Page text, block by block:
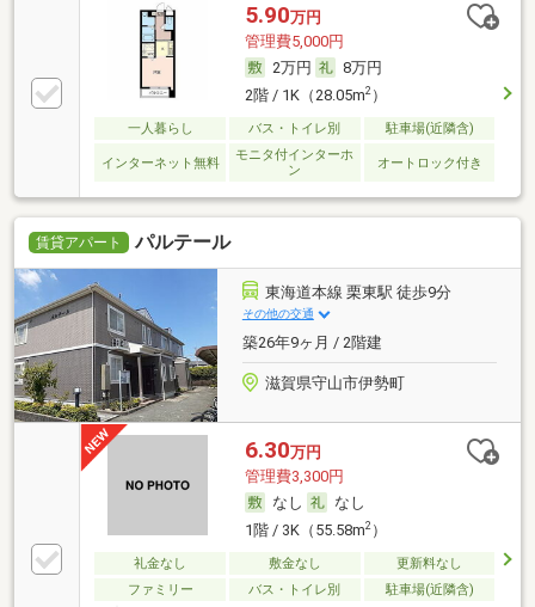
5.90万円
管理費5,000円
2万円
8万円
2階 / 1K（28.05m2）
一人暮らし バス・トイレ別 駐車場(近隣含)
インターネット無料
モニタ付インターホ
ン
オートロック付き
賃貸アパート パルテール
東海道本線 栗東駅 徒歩9分
その他の交通
築26年9ヶ月 / 2階建
滋賀県守山市伊勢町
6.30万円
管理費3,300円
なし
なし
1階 / 3K（55.58m2）
礼金なし 敷金なし
更新料なし
ファミリー
バス・トイレ別 駐車場(近隣含)